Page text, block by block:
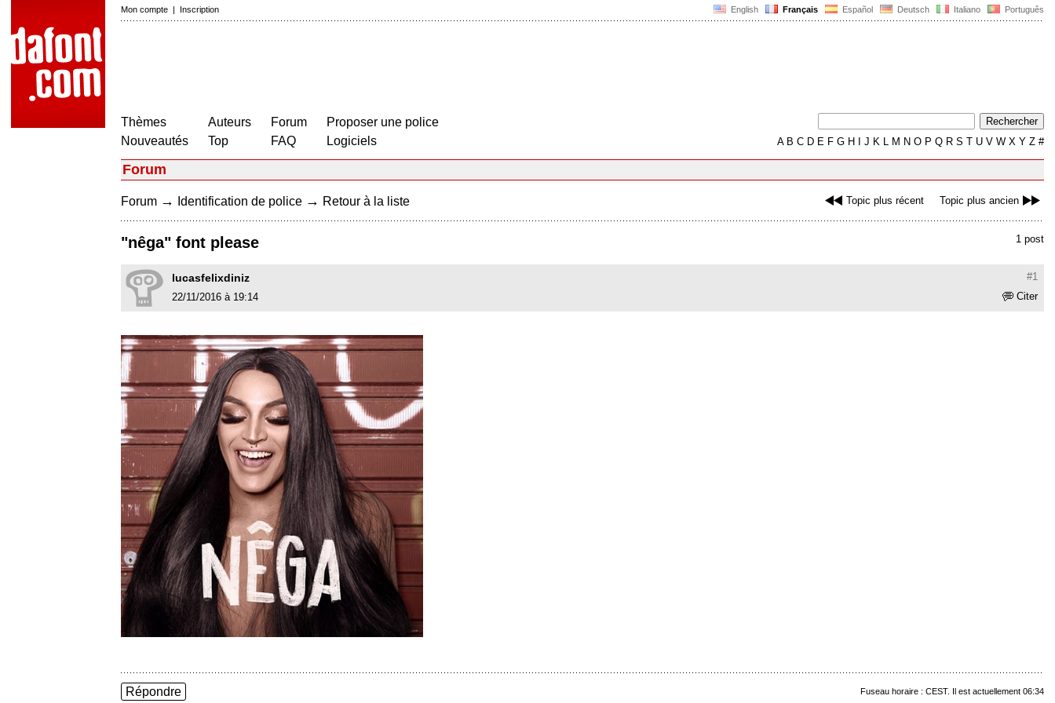
English Français Español Deutsch Italiano Português
Mon compte | Inscription
Thèmes
Nouveautés
Auteurs
Top
Forum
FAQ
Proposer une police
Logiciels
AB C D E F G H J K L M N O P Q R S T U V W X Y Z #
Forum
Topic plus récent Topic plus ancien
Forum → Identification de police → Retour à la liste
1 post
"nêga" font please
#1
lucasfelixdiniz
Citer
22/11/2016 à 19:14
Fuseau horaire : CEST. Il est actuellement 06:34
Répondre